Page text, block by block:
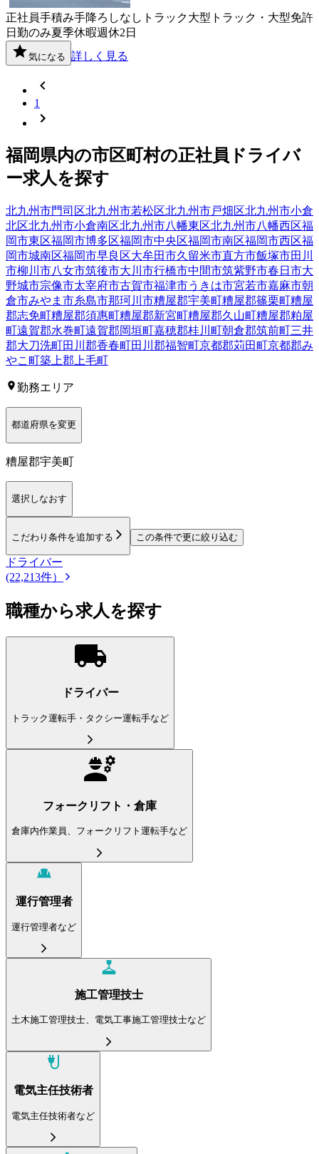
正社員手積み手降ろしなし トラック大型トラック・大型免許
日勤のみ夏季休暇週休2日
気になる 詳しく見る
1
福岡県内の市区町村の正社員 ドライバ
ー求人を探す
北九州市門司区北九州市若松区北九州市戸畑区北九州市小倉
北区北九州市小倉南区北九州市八幡東区北九州市八幡西区福
岡市東区福岡市博多区福岡市中央区福岡市南区福岡市西区福
岡市城南区福岡市早良区大牟田市久留米市直方市飯塚市田川
市柳川市八女市筑後市大川市行橋市中間市筑紫野市春日市大
野城市宗像市太宰府市古賀市福津市うきは市宮若市嘉麻市朝
倉市みやま市糸島市那珂川市糟屋郡宇美町糟屋郡篠栗町糟屋
郡志免町糟屋郡須惠町糟屋郡新宮町糟屋郡久山町糟屋郡粕屋
町遠賀郡水巻町遠賀郡岡垣町嘉穂郡桂川町朝倉郡筑前町三井
郡大刀洗町田川郡香春町田川郡福智町京都郡苅田町京都郡み
やこ町築上郡上毛町
勤務エリア
都道府県を変更
糟屋郡宇美町
選択しなおす
こだわり条件を追加する この条件で更に絞り込む
ドライバー
(22,213件）
職種から求人を探す
ドライバー
トラック運転手・タクシー運転手など
フォークリフト・倉庫
倉庫内作業員、フォークリフト運転手など
運行管理者
運行管理者など
施工管理技士
土木施工管理技士、電気工事施工管理技士など
電気主任技術者
電気主任技術者など